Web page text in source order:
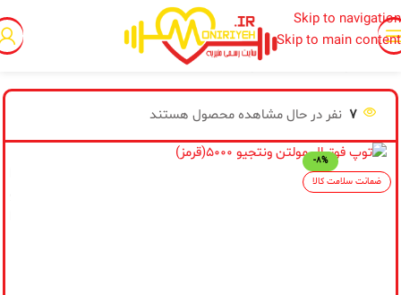
Skip to navigation
Skip to main content
توپ فوتبال
7 نفر در حال مشاهده محصول هستند
-8%
ضمانت سلامت کالا